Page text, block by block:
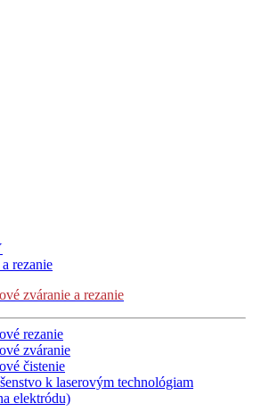
rezanie
zváranie a rezanie
rezanie
zváranie
čistenie
k laserovým technológiam
elektródu)